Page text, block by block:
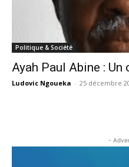
Politique & Société
Ayah Paul Abine :
Ludovic Ngoueka - 25 décembre
-